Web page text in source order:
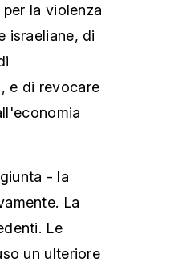
la violenza
israeliane, di
e di revocare
- la
La
Le
un ulteriore